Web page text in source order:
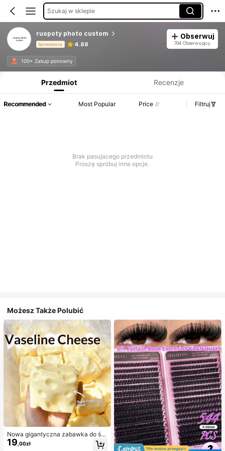
Szukaj w sklepie
ruopoty photo custom
Sprzedawca 4.88
Obserwuj
794 Obserwujący
100+ Zakup ponowny
Przedmiot Recenzje
Recommended Most Popular Price Filtruj
Brak pasujacego przedmiotu
Proszę spróbuj inne opcje.
Możesz Także Polubić
Nowa gigantyczna zabawka do ści
skania w kształcie sera z nadzienie
m, kwadratowa piłka serowa do ści
19 ,00zł